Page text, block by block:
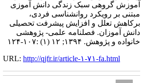
آموزش گروهی سبک زندگی دانش آموزی
مبتنی بر رویکرد روانشناسی فردی،
برکاهش تعلل و افزایش پیشرفت تحصیلی
دانش آموزان. فصلنامه علمی- پژوهشی
خانواده و پژوهش. ۱۳۹۴; ۱۲ (۱) :۱۰۷-۱۲۴
URL: http://qjfr.ir/article-۱-۷۱-fa.html